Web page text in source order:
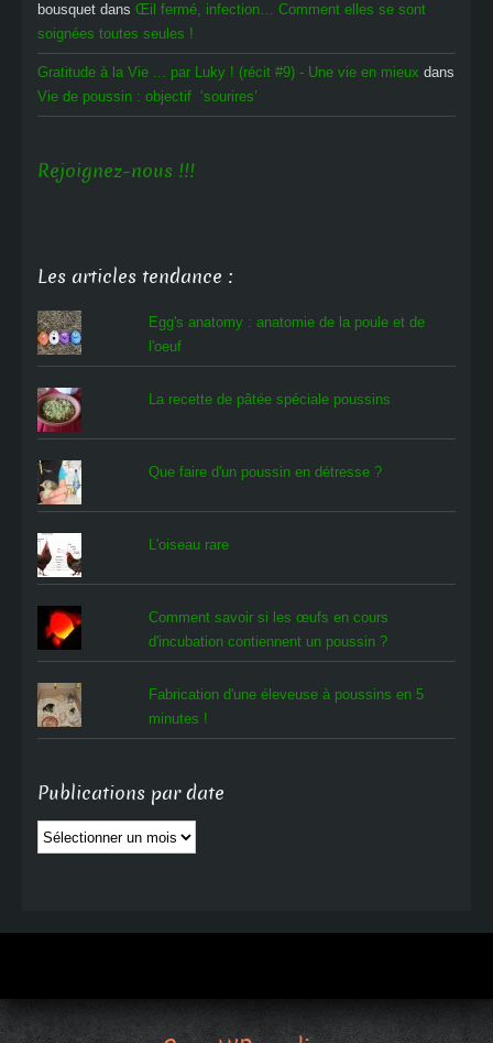
bousquet dans Œil fermé, infection… Comment elles se sont
soignées toutes seules !
Gratitude à la Vie ... par Luky ! (récit #9) - Une vie en mieux dans
Vie de poussin : objectif ‘sourires’
Rejoignez-nous !!!
Les articles tendance :
Egg's anatomy : anatomie de la poule et de
l'oeuf
La recette de pâtée spéciale poussins
Que faire d'un poussin en détresse ?
L'oiseau rare
Comment savoir si les œufs en cours
d'incubation contiennent un poussin ?
Fabrication d'une éleveuse à poussins en 5
minutes !
Publications par date
Publications
par